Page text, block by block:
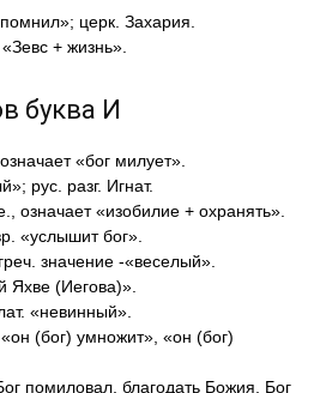
церк. Захария.
+ жизнь».
буква И
«бог милует».
рус. разг. Игнат.
означает «изобилие + охранять».
«услышит бог».
значение -«веселый».
Яхве (Иегова)».
«невинный».
(бог) умножит», «он (бог)
помиловал, благодать Божия, Бог